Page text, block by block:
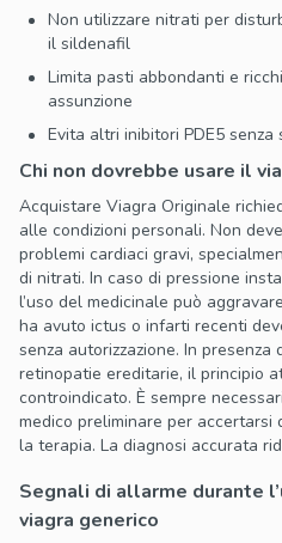
Non utilizzare nitrati per
il sildenafil
Limita pasti abbondanti e
assunzione
Evita altri inibitori PDE5 senza
Chi non dovrebbe usare il
Acquistare Viagra Originale
alle condizioni personali. Non
problemi cardiaci gravi,
di nitrati. In caso di pressione
l’uso del medicinale può
ha avuto ictus o infarti recenti
senza autorizzazione. In
retinopatie ereditarie, il principio
controindicato. È sempre
medico preliminare per accertarsi
la terapia. La diagnosi accurata
Segnali di allarme durante
viagra generico